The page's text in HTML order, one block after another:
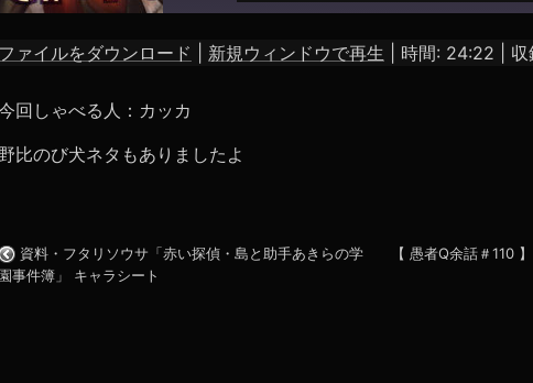
SHARE
LINK
ファイルをダウンロード 新規ウィンドウで再生 時間: 24:22
回しゃべる人：カッカ
野比のび犬ネタもありましたよ
資料・フタリソウサ「赤い探偵・島と助手あきらの学
事件簿」 キャラシート
【 愚者Q余話＃110